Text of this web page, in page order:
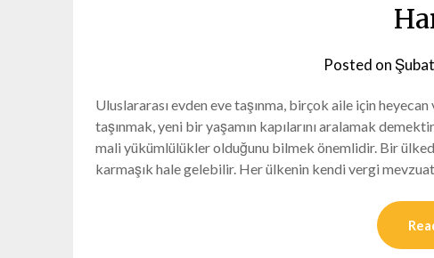
Posted on
Uluslararası evden eve taşınma, birçok aile için
taşınmak, yeni bir yaşamın kapılarını aralamak
mali yükümlülükler olduğunu bilmek önemlidir. Bir
karmaşık hale gelebilir. Her ülkenin kendi vergi